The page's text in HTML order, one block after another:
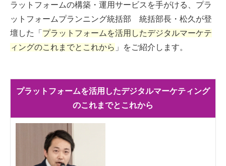
ラットフォームの構築・運用サービスを手がける、プラ
ットフォームプランニング統括部 統括部長・松久が登
壇した「 プラットフォームを活用したデジタルマーケテ
ィングのこれまでとこれから 」をご紹介します。
プラットフォームを活用したデジタルマーケティング
のこれまでとこれから